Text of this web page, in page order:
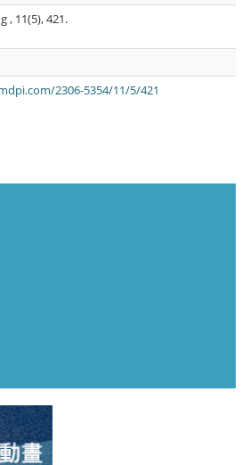
, 11(5), 421.
2306-5354/11/5/421